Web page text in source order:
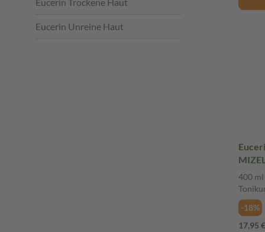
Eucerin Unreine Haut
3in1
400 ml
-18%
17,95 €